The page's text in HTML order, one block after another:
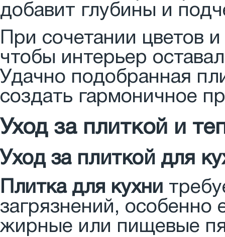
добавит глубины и
При сочетании цветов
чтобы интерьер
Удачно подобранная
создать гармоничное
Уход за плиткой и
Уход за плиткой для
Плитка для кухни
загрязнений, особенно
жирные или пищевые